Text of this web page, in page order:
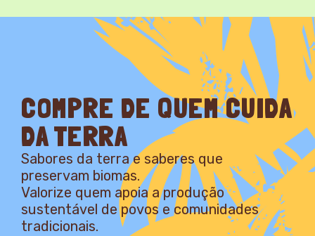
COMPRE DE QUEM CUIDA
DA TERRA
Sabores da terra e saberes que
preservam biomas.
Valorize quem apoia a produção
sustentável de povos e comunidades
tradicionais.